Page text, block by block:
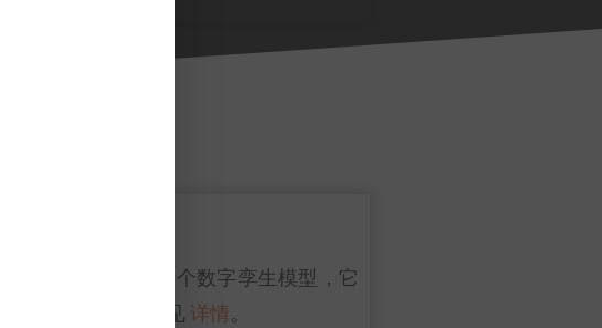
局有效性。作为一个数字孪生模型，它
详细信息，请参见 详情。